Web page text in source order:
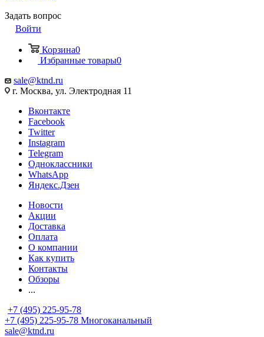
Задать вопрос
Войти
Корзина0
Избранные товары0
sale@ktnd.ru
г. Москва, ул. Электродная 11
Вконтакте
Facebook
Twitter
Instagram
Telegram
Одноклассники
WhatsApp
Яндекс.Дзен
Новости
Акции
Доставка
Оплата
О компании
Как купить
Контакты
Обзоры
...
+7 (495) 225-95-78
+7 (495) 225-95-78 Многоканальный
sale@ktnd.ru